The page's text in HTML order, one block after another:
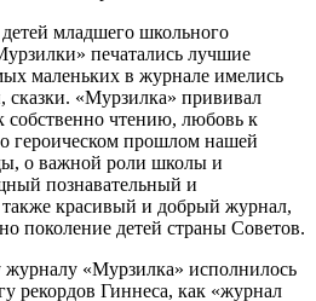
младшего школьного
печатались лучшие
маленьких в журнале имелись
сказки. «Мурзилка» прививал
чтению, любовь к
о героическом прошлом нашей
о важной роли школы и
познавательный и
также красивый и добрый журнал,
поколение детей страны Советов.
журналу «Мурзилка» исполнилось
рекордов Гиннеса, как «журнал